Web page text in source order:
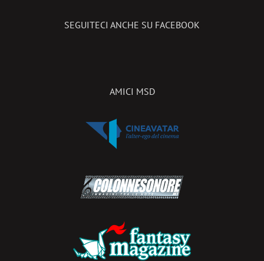
SEGUITECI ANCHE SU FACEBOOK
AMICI MSD